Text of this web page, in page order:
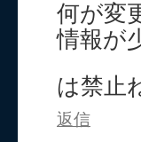
何が変
情報が
は禁止
返信